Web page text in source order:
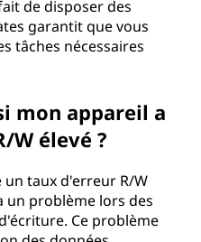
de disposer des
garantit que vous
tâches nécessaires
mon appareil a
W élevé ?
taux d'erreur R/W
un problème lors des
Ce problème